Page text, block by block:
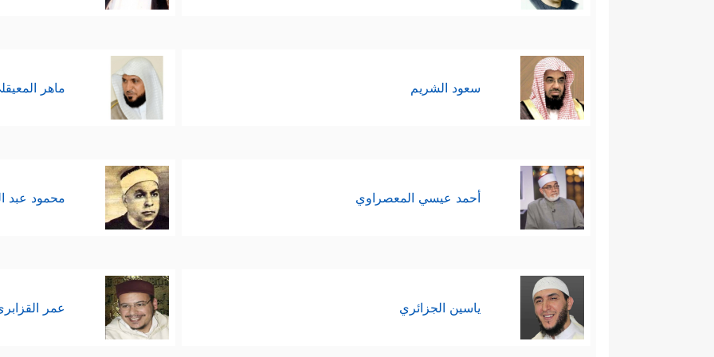
سعود الشريم ماهر
أحمد عيسي المعصراوي محمود عبد
ياسين الجزائري عمر